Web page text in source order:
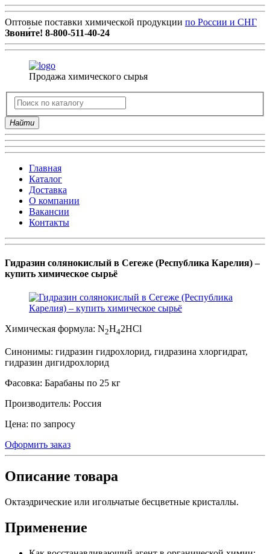
Оптовые поставки химической продукции по России и СНГ
Звони́те! 8-800-511-40-24
Продажа химического сырья
Найти
Главная
Каталог
Доставка
О компании
Вакансии
Контакты
Гидразин солянокислый в Сегеже (Республика Карелия) –
купить химическое сырьё
Химическая формула: N2H42HCl
Синонимы: гидразин гидрохлорид, гидразина хлоргидрат,
гидразин дигидрохлорид
Фасовка: Барабаны по 25 кг
Производитель: Россия
Цена: по запросу
Оформить заказ
Описание товара
Октаэдрические или игольчатые бесцветные кристаллы.
Применение